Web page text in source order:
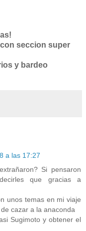
seccion super
y bardeo
a las 17:27
Si pensaron
que gracias a
unos temas en mi viaje
cazar a la anaconda
Sugimoto y obtener el